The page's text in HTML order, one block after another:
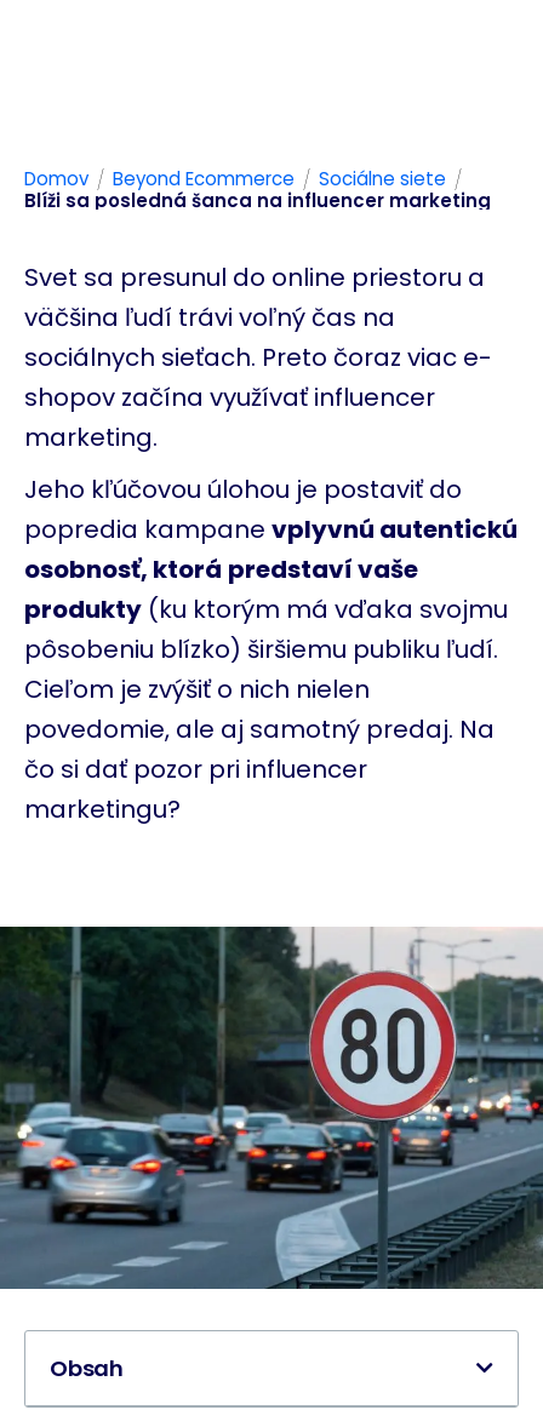
Domov / Beyond Ecommerce / Sociálne siete /
Blíži sa posledná šanca na influencer marketing
Svet sa presunul do online priestoru a
väčšina ľudí trávi voľný čas na
sociálnych sieťach. Preto čoraz viac e-
shopov začína využívať influencer
marketing.
Jeho kľúčovou úlohou je postaviť do
popredia kampane vplyvnú autentickú
osobnosť, ktorá predstaví vaše
produkty (ku ktorým má vďaka svojmu
pôsobeniu blízko) širšiemu publiku ľudí.
Cieľom je zvýšiť o nich nielen
povedomie, ale aj samotný predaj. Na
čo si dať pozor pri influencer
marketingu?
Obsah